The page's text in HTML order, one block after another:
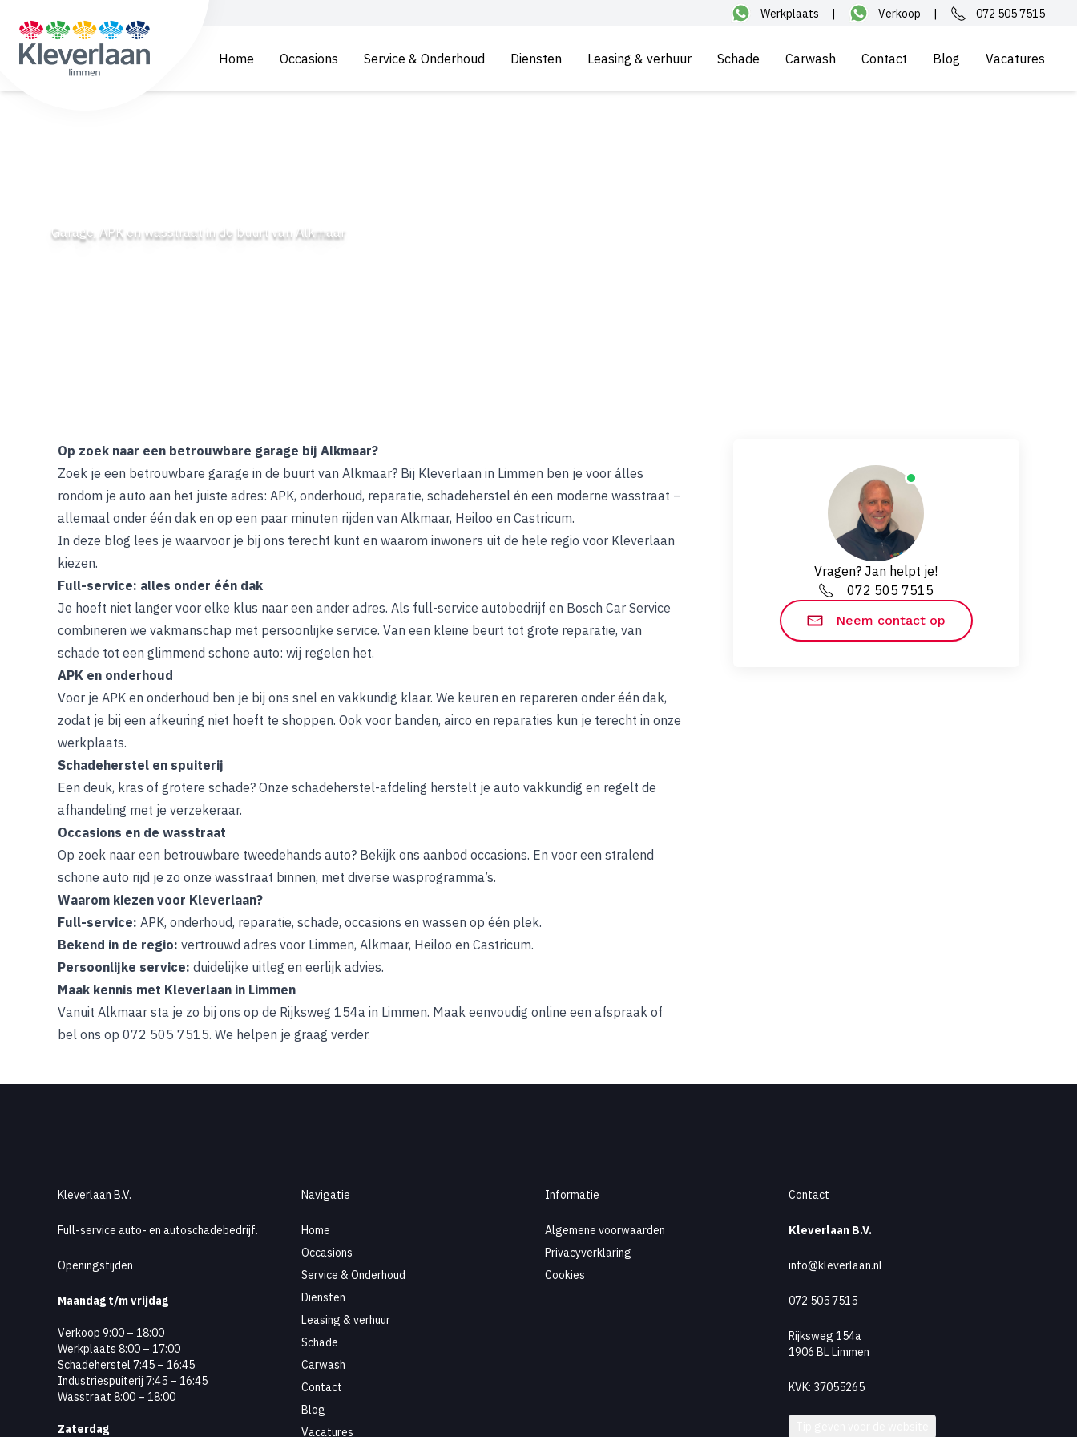
Werkplaats | Verkoop | 072 505 7515
Home Occasions Service & Onderhoud Diensten Leasing & verhuur Schade Carwash Contact Blog Vacatures
Garage, APK en wasstraat in de buurt van Alkmaar
Op zoek naar een betrouwbare garage bij Alkmaar?
Zoek je een betrouwbare garage in de buurt van Alkmaar? Bij Kleverlaan in Limmen ben je voor álles
rondom je auto aan het juiste adres: APK, onderhoud, reparatie, schadeherstel én een moderne wasstraat –
allemaal onder één dak en op een paar minuten rijden van Alkmaar, Heiloo en Castricum.
In deze blog lees je waarvoor je bij ons terecht kunt en waarom inwoners uit de hele regio voor Kleverlaan
kiezen.
Full-service: alles onder één dak
Je hoeft niet langer voor elke klus naar een ander adres. Als full-service autobedrijf en Bosch Car Service
combineren we vakmanschap met persoonlijke service. Van een kleine beurt tot grote reparatie, van
schade tot een glimmend schone auto: wij regelen het.
APK en onderhoud
Voor je APK en onderhoud ben je bij ons snel en vakkundig klaar. We keuren en repareren onder één dak,
zodat je bij een afkeuring niet hoeft te shoppen. Ook voor banden, airco en reparaties kun je terecht in onze
werkplaats.
Schadeherstel en spuiterij
Een deuk, kras of grotere schade? Onze schadeherstel-afdeling herstelt je auto vakkundig en regelt de
afhandeling met je verzekeraar.
Occasions en de wasstraat
Op zoek naar een betrouwbare tweedehands auto? Bekijk ons aanbod occasions. En voor een stralend
schone auto rijd je zo onze wasstraat binnen, met diverse wasprogramma’s.
Waarom kiezen voor Kleverlaan?
Full-service: APK, onderhoud, reparatie, schade, occasions en wassen op één plek.
Bekend in de regio: vertrouwd adres voor Limmen, Alkmaar, Heiloo en Castricum.
Persoonlijke service: duidelijke uitleg en eerlijk advies.
Maak kennis met Kleverlaan in Limmen
Vanuit Alkmaar sta je zo bij ons op de Rijksweg 154a in Limmen. Maak eenvoudig online een afspraak of
bel ons op 072 505 7515. We helpen je graag verder.
Vragen? Jan helpt je!
072 505 7515
Neem contact op
Kleverlaan B.V.
Full-service auto- en autoschadebedrijf.
Openingstijden
Maandag t/m vrijdag
Verkoop 9:00 – 18:00
Werkplaats 8:00 – 17:00
Schadeherstel 7:45 – 16:45
Industriespuiterij 7:45 – 16:45
Wasstraat 8:00 – 18:00
Zaterdag
Navigatie
Home
Occasions
Service & Onderhoud
Diensten
Leasing & verhuur
Schade
Carwash
Contact
Blog
Vacatures
Informatie
Algemene voorwaarden
Privacyverklaring
Cookies
Contact
Kleverlaan B.V.
info@kleverlaan.nl
072 505 7515
Rijksweg 154a
1906 BL Limmen
KVK: 37055265